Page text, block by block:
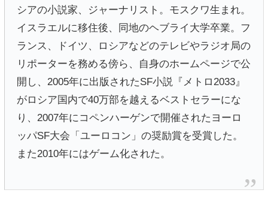
シアの小説家、ジャーナリスト。モスクワ生まれ。
イスラエルに移住後、同地のヘブライ大学卒業。フ
ランス、ドイツ、ロシアなどのテレビやラジオ局の
リポーターを務める傍ら、自身のホームページで公
開し、2005年に出版されたSF小説『メトロ2033』
がロシア国内で40万部を越えるベストセラーにな
り、2007年にコペンハーゲンで開催されたヨーロ
ッパSF大会「ユーロコン」の奨励賞を受賞した。
また2010年にはゲーム化された。